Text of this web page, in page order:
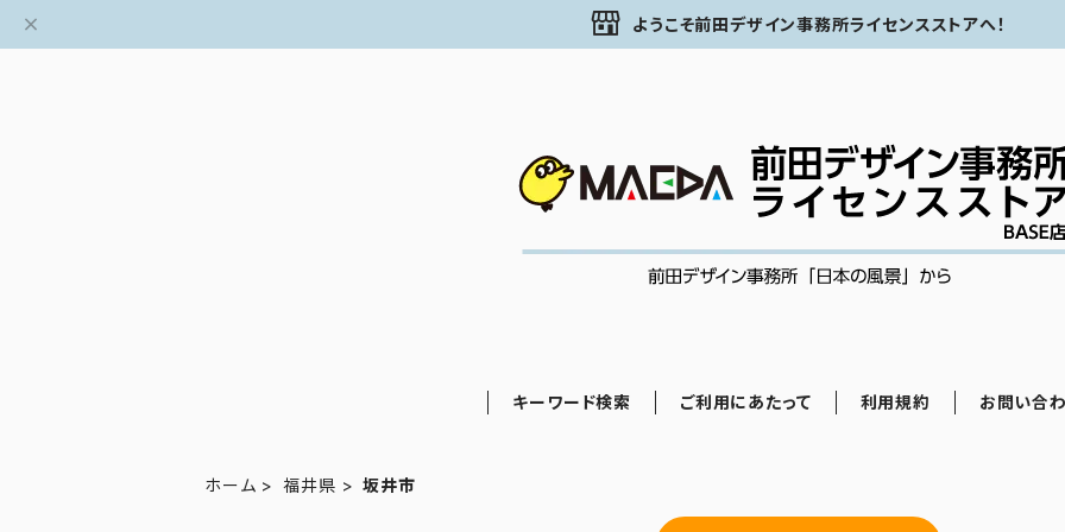
ようこそ前田デザイン事務所ライセンスストアへ！
キーワード検索 ご利用にあたって 利用規約 お問い合
ホーム 福井県 坂井市